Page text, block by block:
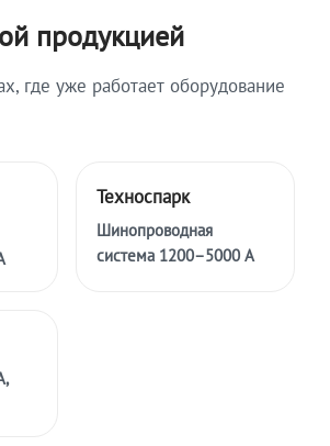
продукцией
где уже работает оборудование
Техноспарк
Шинопроводная
система 1200–5000 А